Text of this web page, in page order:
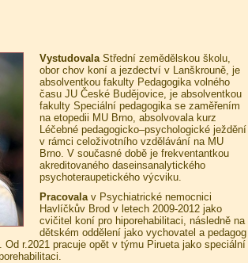
VystudovalaStřední zemědělskou školu,
obor chov koní a jezdectví v Lanškrouně, je
absolventkou fakulty Pedagogika volného
času JU České Budějovice, je absolventkou
fakulty Speciální pedagogika se zaměřením
na etopedii MU Brno, absolvovala kurz
Léčebné pedagogicko–psychologické ježdění
v rámci celoživotního vzdělávání na MU
Brno. V současné době je frekventantkou
akreditovaného daseinsanalytického
psychoteraupetického výcviku.
Pracovalav Psychiatrické nemocnici
Havlíčkův Brod v letech 2009-2012 jako
cvičitel koní pro hiporehabilitaci, následně na
dětském oddělení jako vychovatel a pedagog
r.2021 pracuje opět v týmu Pirueta jako speciální